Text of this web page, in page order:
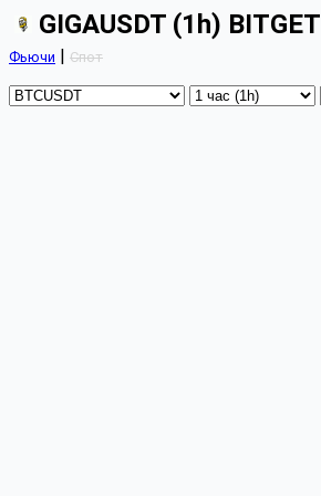
GIGAUSDT (1h) BITGET
Фьючи | Спот